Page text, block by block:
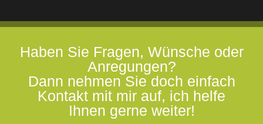
Haben Sie Fragen, Wünsche oder
Anregungen?
Dann nehmen Sie doch einfach
Kontakt mit mir auf, ich helfe
Ihnen gerne weiter!